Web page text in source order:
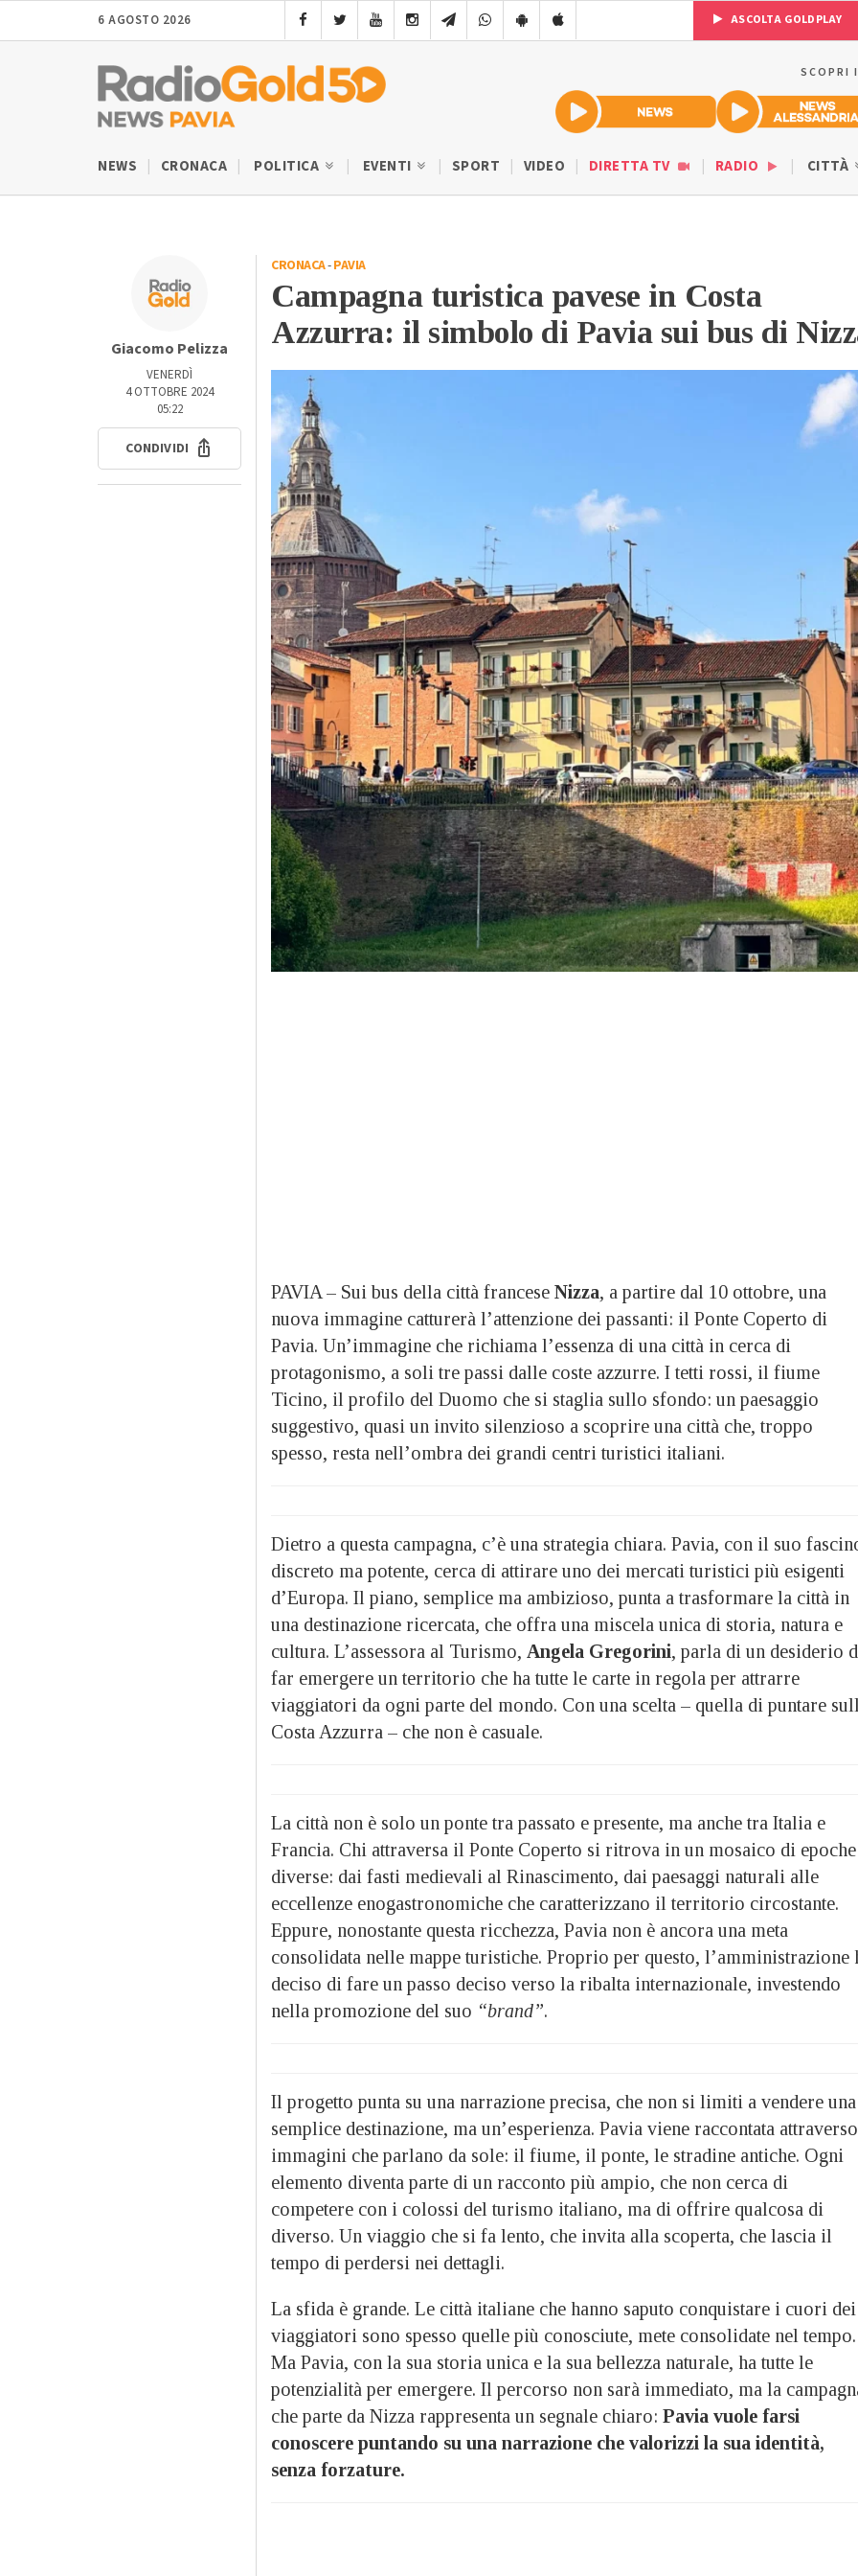
6 AGOSTO 2026 ASCOLTA GOLDPLAY
SCOPRI
NEWS CRONACA POLITICA EVENTI SPORT VIDEO DIRETTA TV RADIO CITTÀ
Giacomo Pelizza
VENERDÌ
4 OTTOBRE 2024
05:22
CONDIVIDI
CRONACA-PAVIA
Campagna turistica pavese in Costa
Azzurra: il simbolo di Pavia sui bus di
PAVIA – Sui bus della città francese Nizza, a partire dal 10 ottobre, una
nuova immagine catturerà l’attenzione dei passanti: il Ponte Coperto di
Pavia. Un’immagine che richiama l’essenza di una città in cerca di
protagonismo, a soli tre passi dalle coste azzurre. I tetti rossi, il fiume
Ticino, il profilo del Duomo che si staglia sullo sfondo: un paesaggio
suggestivo, quasi un invito silenzioso a scoprire una città che, troppo
spesso, resta nell’ombra dei grandi centri turistici italiani.
Dietro a questa campagna, c’è una strategia chiara. Pavia, con il suo
discreto ma potente, cerca di attirare uno dei mercati turistici più esigenti
d’Europa. Il piano, semplice ma ambizioso, punta a trasformare la città in
una destinazione ricercata, che offra una miscela unica di storia, natura e
cultura. L’assessora al Turismo, Angela Gregorini, parla di un desiderio
far emergere un territorio che ha tutte le carte in regola per attrarre
viaggiatori da ogni parte del mondo. Con una scelta – quella di puntare
Costa Azzurra – che non è casuale.
La città non è solo un ponte tra passato e presente, ma anche tra Italia e
Francia. Chi attraversa il Ponte Coperto si ritrova in un mosaico di epoche
diverse: dai fasti medievali al Rinascimento, dai paesaggi naturali alle
eccellenze enogastronomiche che caratterizzano il territorio circostante.
Eppure, nonostante questa ricchezza, Pavia non è ancora una meta
consolidata nelle mappe turistiche. Proprio per questo, l’amministrazione
deciso di fare un passo deciso verso la ribalta internazionale, investendo
nella promozione del suo “brand”.
Il progetto punta su una narrazione precisa, che non si limiti a vendere una
semplice destinazione, ma un’esperienza. Pavia viene raccontata attraverso
immagini che parlano da sole: il fiume, il ponte, le stradine antiche. Ogni
elemento diventa parte di un racconto più ampio, che non cerca di
competere con i colossi del turismo italiano, ma di offrire qualcosa di
diverso. Un viaggio che si fa lento, che invita alla scoperta, che lascia il
tempo di perdersi nei dettagli.
La sfida è grande. Le città italiane che hanno saputo conquistare i cuori dei
viaggiatori sono spesso quelle più conosciute, mete consolidate nel tempo.
Ma Pavia, con la sua storia unica e la sua bellezza naturale, ha tutte le
potenzialità per emergere. Il percorso non sarà immediato, ma la
che parte da Nizza rappresenta un segnale chiaro: Pavia vuole farsi
conoscere puntando su una narrazione che valorizzi la sua identità,
senza forzature.